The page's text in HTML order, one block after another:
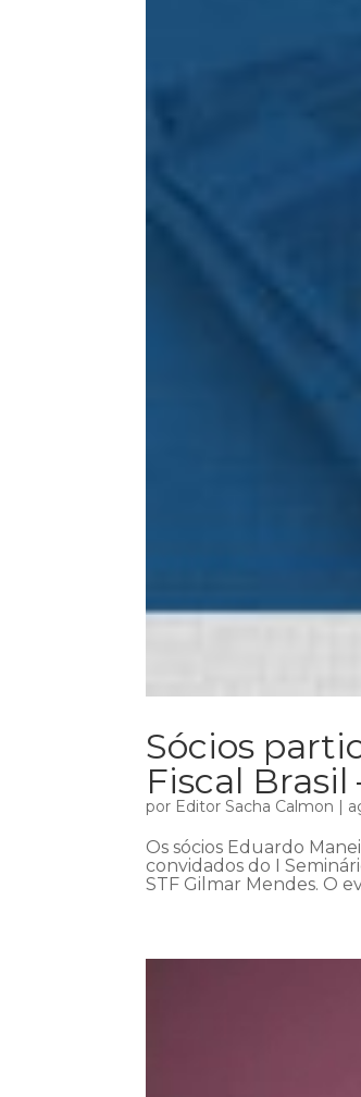
Sócios
Fiscal
por Editor Sacha Calmon
Os sócios Eduardo
convidados do I
STF Gilmar Mendes. O